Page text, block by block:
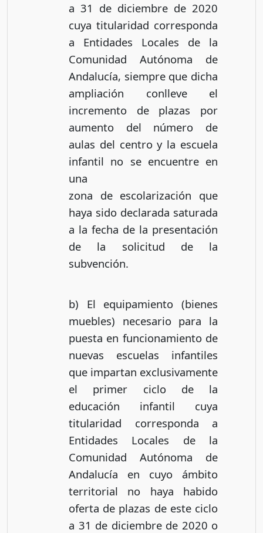
a 31 de diciembre de 2020
cuya titularidad corresponda
a Entidades Locales de la
Comunidad Autónoma de
Andalucía, siempre que dicha
ampliación conlleve el
incremento de plazas por
aumento del número de
aulas del centro y la escuela
infantil no se encuentre en
una
zona de escolarización que
haya sido declarada saturada
a la fecha de la presentación
de la solicitud de la
subvención.
b) El equipamiento (bienes
muebles) necesario para la
puesta en funcionamiento de
nuevas escuelas infantiles
que impartan exclusivamente
el primer ciclo de la
educación infantil cuya
titularidad corresponda a
Entidades Locales de la
Comunidad Autónoma de
Andalucía en cuyo ámbito
territorial no haya habido
oferta de plazas de este ciclo
a 31 de diciembre de 2020 o